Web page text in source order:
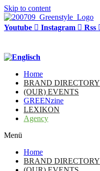
Skip to content
Youtube Instagram Rss
Home
BRAND DIRECTORY
(OUR) EVENTS
GREENzine
LEXIKON
Agency
Menü
Home
BRAND DIRECTORY